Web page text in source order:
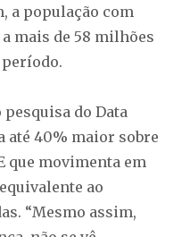
a população com
mais de 58 milhões
período.
do Data
até 40% maior sobre
que movimenta em
ao
“Mesmo assim,